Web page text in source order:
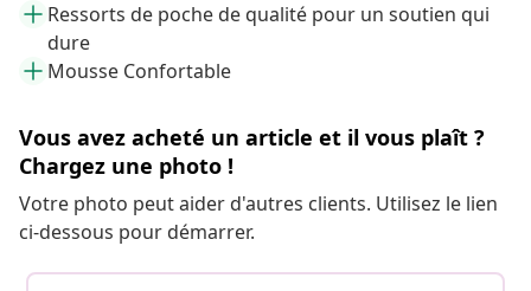
Ressorts de poche de qualité pour un soutien qui
dure
Mousse Confortable
Vous avez acheté un article et il vous plaît ?
Chargez une photo !
Votre photo peut aider d'autres clients. Utilisez le lien
ci-dessous pour démarrer.